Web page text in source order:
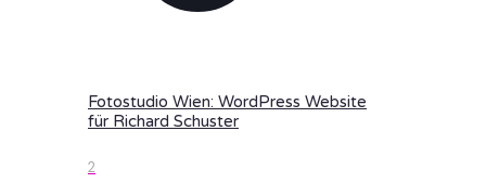
Fotostudio Wien: WordPress Website
für Richard Schuster
2